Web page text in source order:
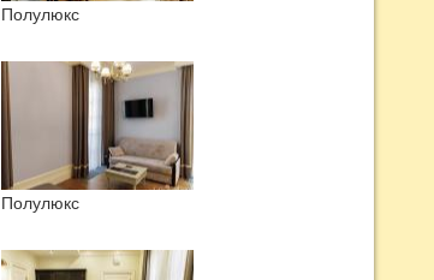
Полулюкс
Полулюкс